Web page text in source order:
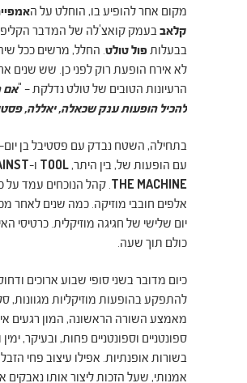
מקום אחר להופיע בו, הוחלט על ה
קלאבבעמק קואצ'לה של המדבר
בבעלותפול טולט. החלל, מרשים ככל
לא אירח הופעת רוק לפני כן. שש שנים
הרעיונות הטובים של טולט נדלקת – "אם
להכיל הופעות ענק שכאלה, יאללה,
בתחילה, השטח נבדק עם פסטיבל בן יום-
עם הופעות של, בין היתר,TOOL ו-
THE MACHINE. קהל הנוכחים עמד
אלפים חובבי מוזיקה. כמה שנים לאחר
יום שלישי של חגיגה מוזיקלית. כרטיסי
כולם תוך שעה.
כיום מדובר בשני סופי שבוע ארוכים
להתפקע בהופעות מוזיקליות מגוונות,
מאמצע השורה הראשונה, המון רגעים
ספונטניים וספונטניים פחות, ובעיקר,
בשורות אופנתיות. אפילו עיצוב פחי
אמנותי, שעל הזכות ליצור אותו נאבקים